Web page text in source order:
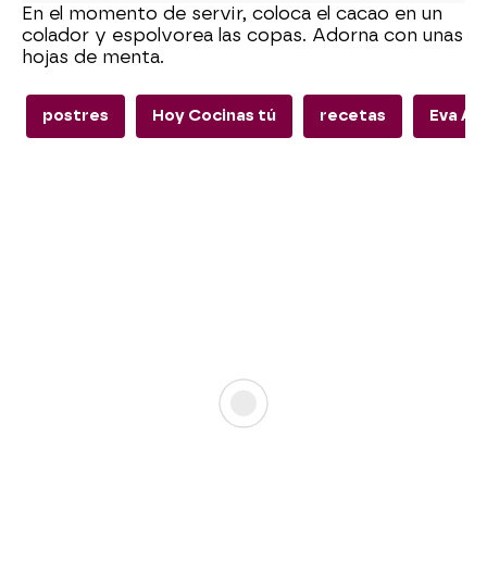
En el momento de servir, coloca el cacao en un
colador y espolvorea las copas. Adorna con unas
hojas de menta.
postres Hoy Cocinas tú recetas Eva